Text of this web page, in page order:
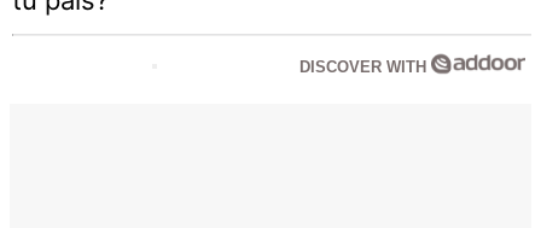
DISCOVER WITH